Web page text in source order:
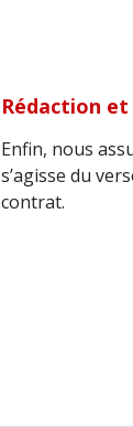
Rédaction et
Enfin, nous
s’agisse du
contrat.